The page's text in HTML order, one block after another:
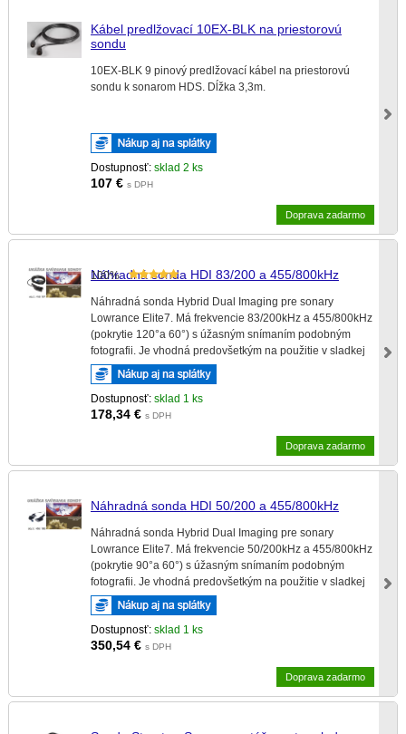
Kábel predlžovací 10EX-BLK na priestorovú
sondu
10EX-BLK 9 pinový predlžovací kábel na priestorovú
sondu k sonarom HDS. Dĺžka 3,3m.
Dostupnosť:sklad 2 ks
107 € s DPH
Doprava zadarmo
100%
Náhradná sonda HDI 83/200 a 455/800kHz
Náhradná sonda Hybrid Dual Imaging pre sonary
Lowrance Elite7. Má frekvencie 83/200kHz a 455/800kHz
(pokrytie 120°a 60°) s úžasným snímaním podobným
fotografii. Je vhodná predovšetkým na použitie v sladkej
vode.
Dostupnosť:sklad 1 ks
178,34 € s DPH
Doprava zadarmo
Náhradná sonda HDI 50/200 a 455/800kHz
Náhradná sonda Hybrid Dual Imaging pre sonary
Lowrance Elite7. Má frekvencie 50/200kHz a 455/800kHz
(pokrytie 90°a 60°) s úžasným snímaním podobným
fotografii. Je vhodná predovšetkým na použitie v sladkej
vode.
Dostupnosť:sklad 1 ks
350,54 € s DPH
Doprava zadarmo